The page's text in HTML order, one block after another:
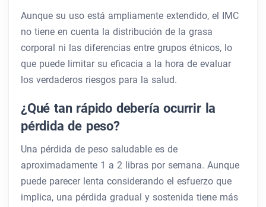
Aunque su uso está ampliamente extendido, el IMC
no tiene en cuenta la distribución de la grasa
corporal ni las diferencias entre grupos étnicos, lo
que puede limitar su eficacia a la hora de evaluar
los verdaderos riesgos para la salud.
¿Qué tan rápido debería ocurrir la
pérdida de peso?
Una pérdida de peso saludable es de
aproximadamente 1 a 2 libras por semana. Aunque
puede parecer lenta considerando el esfuerzo que
implica, una pérdida gradual y sostenida tiene más